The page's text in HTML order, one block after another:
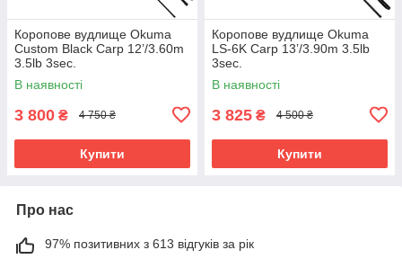
Коропове вудлище Okuma
Custom Black Carp 12’/3.60m
3.5lb 3sec.
В наявності
3 800 ₴ 4 750 ₴
Купити
Коропове вудлище Okuma
LS-6K Carp 13’/3.90m 3.5lb
3sec.
В наявності
3 825 ₴ 4 500 ₴
Купити
Про нас
97% позитивних з 613 відгуків за рік